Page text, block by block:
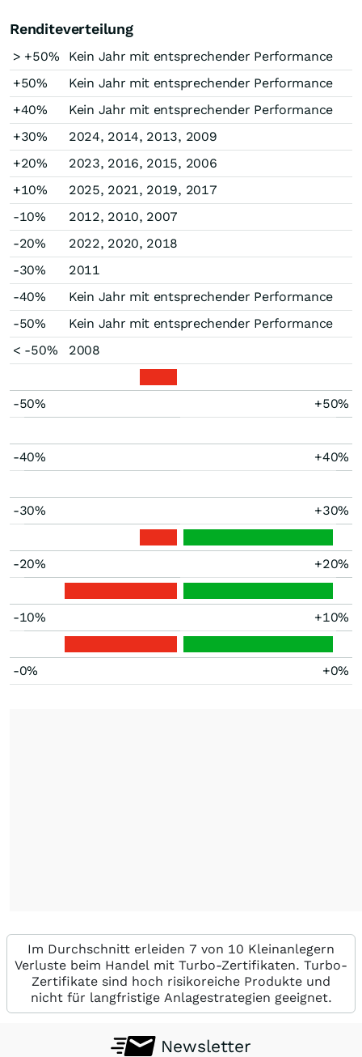
Renditeverteilung
> +50%
Kein Jahr mit entsprechender Performance
+50%
Kein Jahr mit entsprechender Performance
+40%
Kein Jahr mit entsprechender Performance
+30%
2024, 2014, 2013, 2009
+20%
2023, 2016, 2015, 2006
+10%
2025, 2021, 2019, 2017
-10%
2012, 2010, 2007
-20%
2022, 2020, 2018
-30%
2011
-40%
Kein Jahr mit entsprechender Performance
-50%
Kein Jahr mit entsprechender Performance
< -50%
2008
-50% +50%
-40% +40%
-30% +30%
-20% +20%
-10% +10%
-0% +0%
Im Durchschnitt erleiden 7 von 10 Kleinanlegern
Verluste beim Handel mit Turbo-Zertifikaten. Turbo-
Zertifikate sind hoch risikoreiche Produkte und
nicht für langfristige Anlagestrategien geeignet.
Newsletter